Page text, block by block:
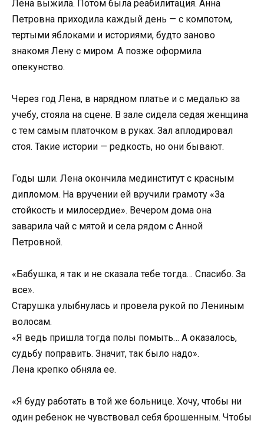
Лена выжила. Потом была реабилитация. Анна
Петровна приходила каждый день — с компотом,
тертыми яблоками и историями, будто заново
знакомя Лену с миром. А позже оформила
опекунство.
Через год Лена, в нарядном платье и с медалью за
учебу, стояла на сцене. В зале сидела седая женщина
с тем самым платочком в руках. Зал аплодировал
стоя. Такие истории — редкость, но они бывают.
Годы шли. Лена окончила мединститут с красным
дипломом. На вручении ей вручили грамоту «За
стойкость и милосердие». Вечером дома она
заварила чай с мятой и села рядом с Анной
Петровной.
«Бабушка, я так и не сказала тебе тогда… Спасибо. За
все».
Старушка улыбнулась и провела рукой по Лениным
волосам.
«Я ведь пришла тогда полы помыть… А оказалось,
судьбу поправить. Значит, так было надо».
Лена крепко обняла ее.
«Я буду работать в той же больнице. Хочу, чтобы ни
один ребенок не чувствовал себя брошенным. Чтобы